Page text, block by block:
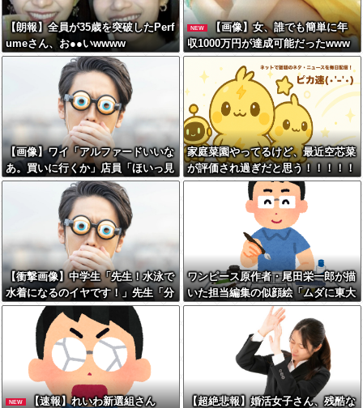
【朗報】全員が35歳を突破したPerf
umeさん、お●●いwwww
NEW
【画像】女、誰でも簡単に年
収1000万円が達成可能だったwww
wwww
【画像】ワイ「アルファードいいな
あ。買いに行くか」店員「ほいっ見
積もりな！」ワイ「金額おかしく
ね？」←お前らもそう思うよ
な？？？？？
家庭菜園やってるけど、最近空芯菜
が評価され過ぎだと思う！！！！！
【衝撃画像】中学生「先生！水泳で
水着になるのイヤです！」先生「分
かった」→結果まさかの『こう』な
ってしまうw w w w w w w
ワンピース原作者・尾田栄一郎が描
いた担当編集の似顔絵「ムダに東大
卒」
NEW
【速報】れいわ新選組さん
【超絶悲報】婚活女子さん、残酷な